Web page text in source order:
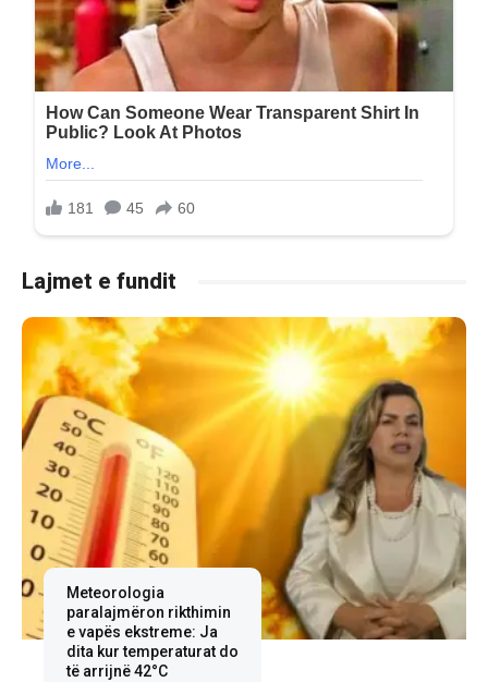
Lajmet e fundit
Meteorologia
paralajmëron rikthimin
e vapës ekstreme: Ja
dita kur temperaturat do
të arrijnë 42°C